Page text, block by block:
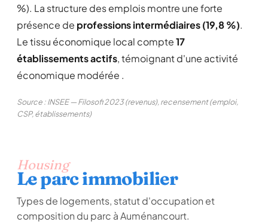
%). La structure des emplois montre une forte
présence de professions intermédiaires (19,8 %).
Le tissu économique local compte17
établissements actifs, témoignant d'une activité
économique modérée .
Source : INSEE — Filosofi 2023 (revenus), recensement (emploi,
CSP, établissements)
Housing
Le parc immobilier
Types de logements, statut d'occupation et
composition du parc à Auménancourt.